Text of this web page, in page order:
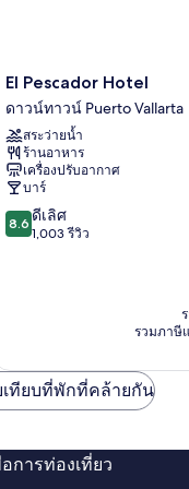
El
Pescador
Hotel
ดาวน์
ทาวน์
Puerto
Vallarta
El Pescador Hotel
ดาวน์ทาวน์ Puerto Vallarta
สระว่ายน้ำ
ร้านอาหาร
เครื่องปรับอากาศ
บาร์
8.6
จาก
8.6 ดีเลิศ
1,003 รีวิว
รวมภาษี
เทียบที่พักที่คล้ายกัน
การท่องเที่ยว